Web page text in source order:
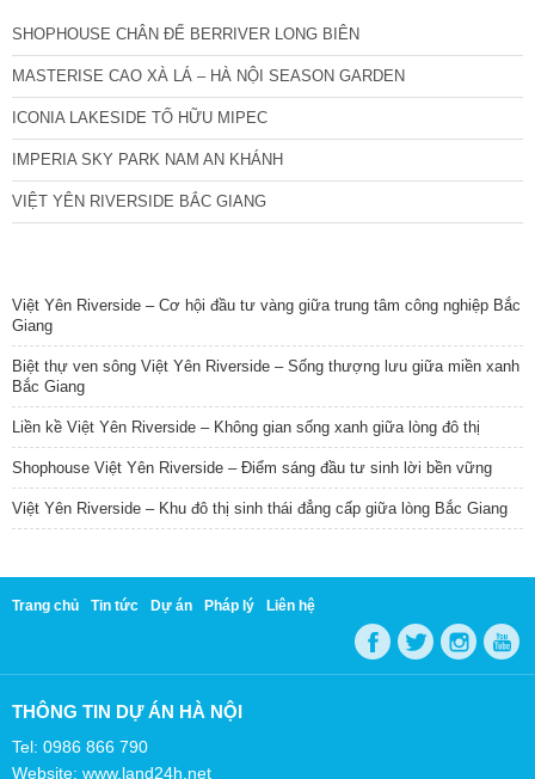
SHOPHOUSE CHÂN ĐẾ BERRIVER LONG BIÊN
MASTERISE CAO XÀ LÁ – HÀ NỘI SEASON GARDEN
ICONIA LAKESIDE TỐ HỮU MIPEC
IMPERIA SKY PARK NAM AN KHÁNH
VIỆT YÊN RIVERSIDE BẮC GIANG
Việt Yên Riverside – Cơ hội đầu tư vàng giữa trung tâm công nghiệp Bắc
Giang
Biệt thự ven sông Việt Yên Riverside – Sống thượng lưu giữa miền xanh
Bắc Giang
Liền kề Việt Yên Riverside – Không gian sống xanh giữa lòng đô thị
Shophouse Việt Yên Riverside – Điểm sáng đầu tư sinh lời bền vững
Việt Yên Riverside – Khu đô thị sinh thái đẳng cấp giữa lòng Bắc Giang
Trang chủ Tin tức Dự án Pháp lý Liên hệ
THÔNG TIN DỰ ÁN HÀ NỘI
Tel: 0986 866 790
Website: www.land24h.net